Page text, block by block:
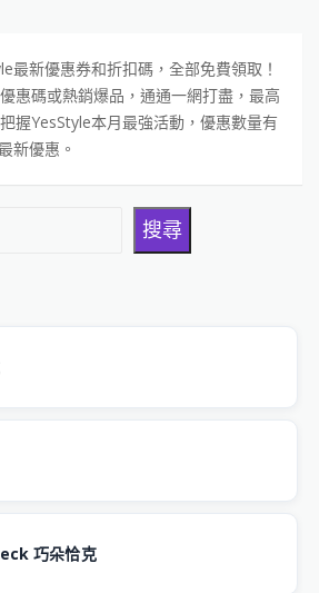
最新優惠券和折扣碼，全部免費領取！
惠碼或熱銷爆品，通通一網打盡，最高
握YesStyle本月最強活動，優惠數量有
新優惠。
搜尋
巧朵恰克